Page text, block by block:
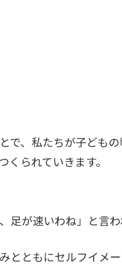
で、私たちが子ども
られていきます。
が速いわね」と言わ
とともにセルフイメ